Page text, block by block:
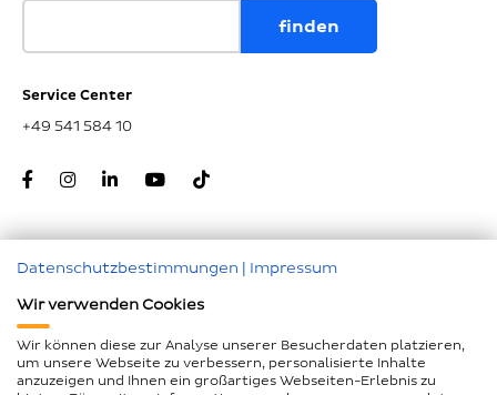
Service Center
+49 541 584 10
Nachunternehmer
Impressum
Datenschutzbestimmungen | Impressum
Wir verwenden Cookies
Wir können diese zur Analyse unserer Besucherdaten platzieren,
um unsere Webseite zu verbessern, personalisierte Inhalte
anzuzeigen und Ihnen ein großartiges Webseiten-Erlebnis zu